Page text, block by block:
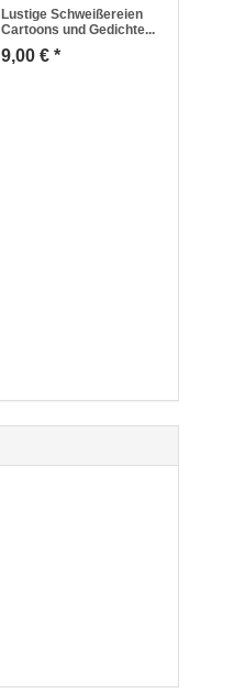
Lustige Schweißereien
Cartoons und Gedichte...
9,00 € *